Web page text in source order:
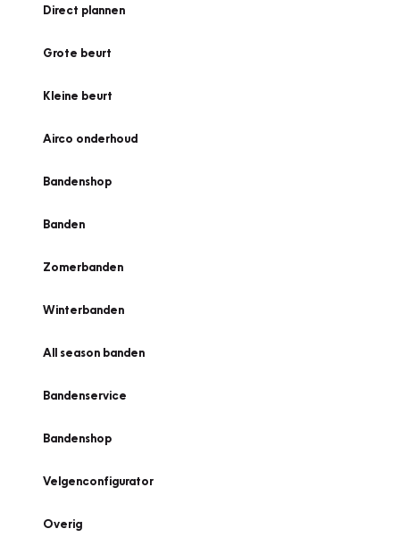
Direct plannen
Grote beurt
Kleine beurt
Airco onderhoud
Bandenshop
Banden
Zomerbanden
Winterbanden
All season banden
Bandenservice
Bandenshop
Velgenconfigurator
Overig